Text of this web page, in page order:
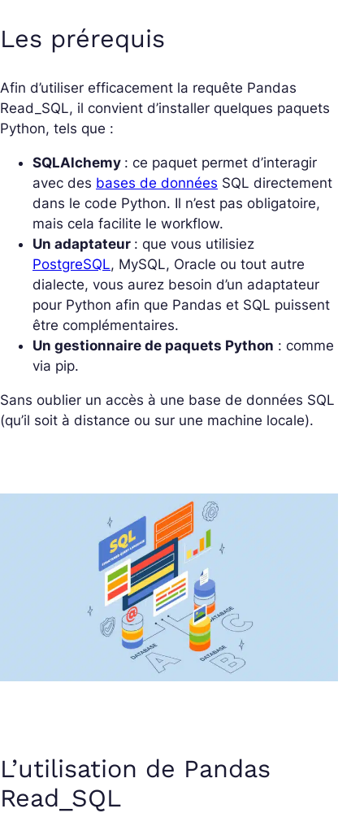
Les prérequis
Afin d’utiliser efficacement la requête Pandas
Read_SQL, il convient d’installer quelques paquets
Python, tels que :
SQLAlchemy : ce paquet permet d’interagir
avec des bases de données SQL directement
dans le code Python. Il n’est pas obligatoire,
mais cela facilite le workflow.
Un adaptateur : que vous utilisiez
PostgreSQL, MySQL, Oracle ou tout autre
dialecte, vous aurez besoin d’un adaptateur
pour Python afin que Pandas et SQL puissent
être complémentaires.
Un gestionnaire de paquets Python : comme
via pip.
Sans oublier un accès à une base de données SQL
(qu’il soit à distance ou sur une machine locale).
L’utilisation de Pandas
Read_SQL